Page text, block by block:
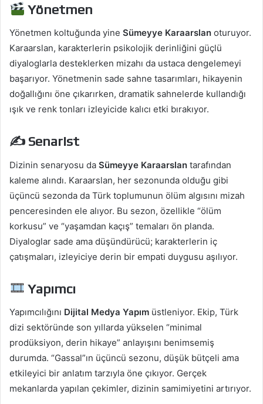
Yönetmen
Yönetmen koltuğunda yine Sümeyye Karaarslan oturuyor.
Karaarslan, karakterlerin psikolojik derinliğini güçlü
diyaloglarla desteklerken mizahı da ustaca dengelemeyi
başarıyor. Yönetmenin sade sahne tasarımları, hikayenin
doğallığını öne çıkarırken, dramatik sahnelerde kullandığı
ışık ve renk tonları izleyicide kalıcı etki bırakıyor.
✍️ Senarist
Dizinin senaryosu da Sümeyye Karaarslan tarafından
kaleme alındı. Karaarslan, her sezonunda olduğu gibi
üçüncü sezonda da Türk toplumunun ölüm algısını mizah
penceresinden ele alıyor. Bu sezon, özellikle “ölüm
korkusu” ve “yaşamdan kaçış” temaları ön planda.
Diyaloglar sade ama düşündürücü; karakterlerin iç
çatışmaları, izleyiciye derin bir empati duygusu aşılıyor.
Yapımcı
Yapımcılığını Dijital Medya Yapım üstleniyor. Ekip, Türk
dizi sektöründe son yıllarda yükselen “minimal
prodüksiyon, derin hikaye” anlayışını benimsemiş
durumda. “Gassal”ın üçüncü sezonu, düşük bütçeli ama
etkileyici bir anlatım tarzıyla öne çıkıyor. Gerçek
mekanlarda yapılan çekimler, dizinin samimiyetini artırıyor.